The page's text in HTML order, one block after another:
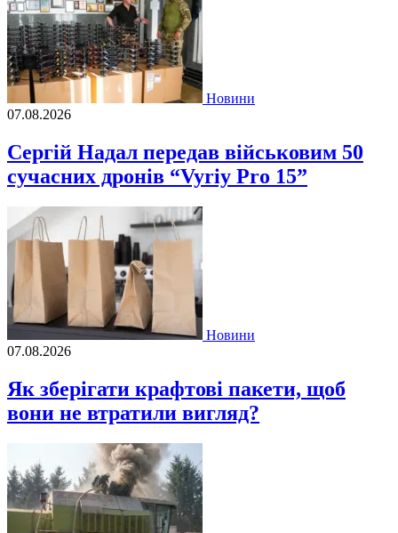
Новини
07.08.2026
Сергій Надал передав військовим 50
сучасних дронів “Vyriy Pro 15”
Новини
07.08.2026
Як зберігати крафтові пакети, щоб
вони не втратили вигляд?